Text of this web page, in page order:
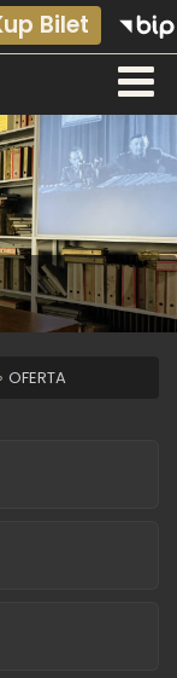
Bilet
› OFERTA